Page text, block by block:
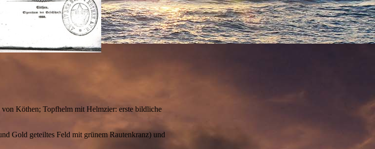
Köthen; Topfhelm mit Helmzier: erste bildliche
Gold geteiltes Feld mit grünem Rautenkranz) und